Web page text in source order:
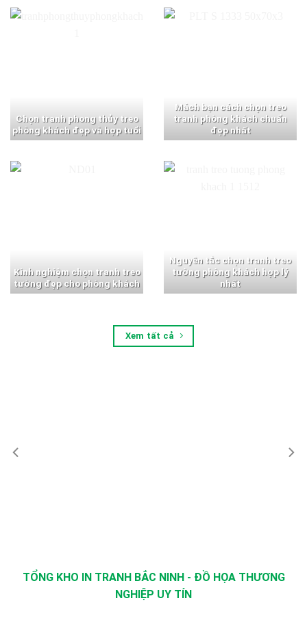
Chọn tranh phong thủy treo
phòng khách đẹp và hợp tuổi
Mách bạn cách chọn treo
tranh phòng khách chuẩn
đẹp nhất
Kinh nghiệm chọn tranh treo
tường đẹp cho phòng khách
Nguyên tắc chọn tranh treo
tường phòng khách hợp lý
nhất
Xem tất cả
TỔNG KHO IN TRANH BẮC NINH - ĐỒ HỌA THƯƠNG
NGHIỆP UY TÍN